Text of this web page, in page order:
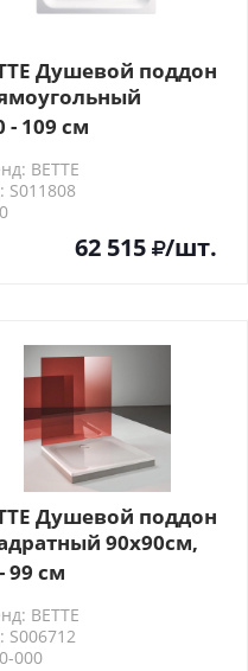
Душевой поддон
h3,5см
- 109 см
BETTE
S011808
62 515 /шт.
Душевой поддон
90х90см,
спец.модель
99 см
BETTE
S006712
000